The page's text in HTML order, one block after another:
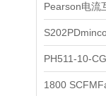
Pearson电流